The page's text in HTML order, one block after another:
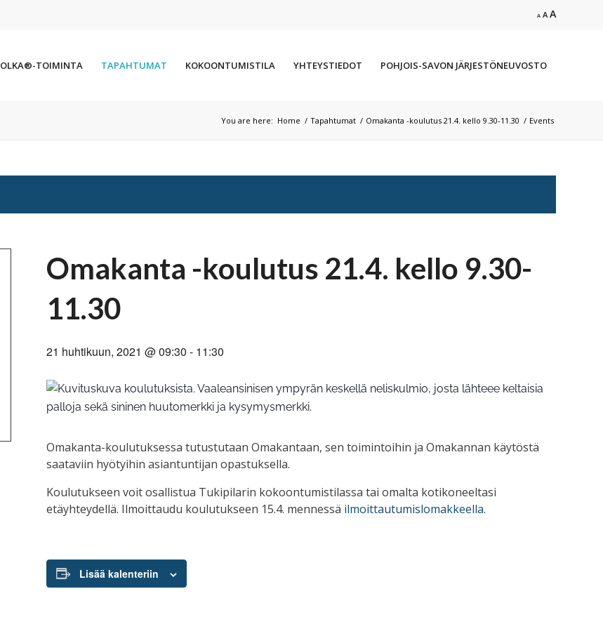
A Decrease
AReset
font
AIncrease
font
OLKA®-TOIMINTA TAPAHTUMAT KOKOONTUMISTILA YHTEYSTIEDOT POHJOIS-SAVON JÄRJESTÖNEUVOSTO
You are here: Home / Tapahtumat / Omakanta -koulutus 21.4. kello 9.30-11.30 / Events
Omakanta -koulutus 21.4. kello 9.30-
11.30
21 huhtikuun, 2021 @ 09:30 - 11:30
Omakanta-koulutuksessa tutustutaan Omakantaan, sen toimintoihin ja Omakannan käytöstä
saataviin hyötyihin asiantuntijan opastuksella.
Koulutukseen voit osallistua Tukipilarin kokoontumistilassa tai omalta kotikoneeltasi
etäyhteydellä. Ilmoittaudu koulutukseen 15.4. mennessä ilmoittautumislomakkeella.
Lisää kalenteriin